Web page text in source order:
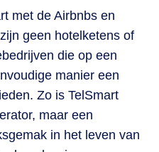
met de Airbnbs en
geen hotelketens of
die op een
manier een
Zo is TelSmart
maar een
in het leven van